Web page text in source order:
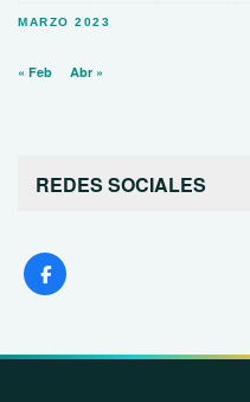
MARZO 2023
« Feb Abr »
REDES SOCIALES